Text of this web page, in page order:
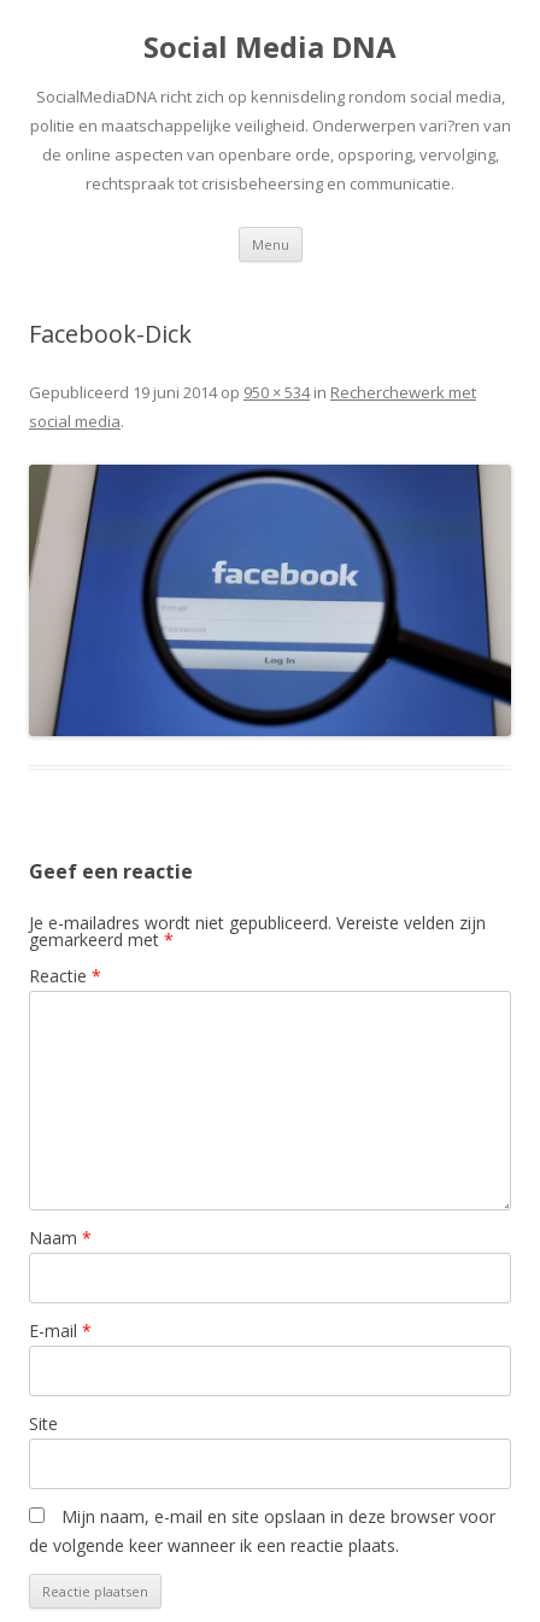
Social Media DNA
SocialMediaDNA richt zich op kennisdeling rondom social media,
politie en maatschappelijke veiligheid. Onderwerpen vari?ren van
de online aspecten van openbare orde, opsporing, vervolging,
rechtspraak tot crisisbeheersing en communicatie.
Menu Spring
inhoud
Facebook-Dick
Gepubliceerd 19 juni 2014op 950 × 534in Recherchewerk met
social media.
Geef een reactie
Je e-mailadres wordt niet gepubliceerd. Vereiste velden zijn
gemarkeerd met *
Reactie *
Naam *
E-mail *
Site
Mijn naam, e-mail en site opslaan in deze browser voor
de volgende keer wanneer ik een reactie plaats.